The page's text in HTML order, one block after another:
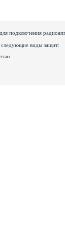
подключения
следующие виды защит: